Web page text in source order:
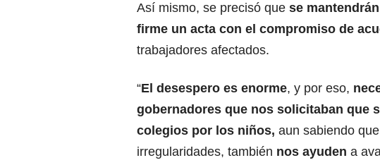
Así mismo, se precisó que se
firme un acta con el compromiso de
trabajadores afectados.
“El desespero es enorme, y por eso,
gobernadores que nos solicitaban que
colegios por los niños, aun sabiendo
irregularidades, también nos ayuden a